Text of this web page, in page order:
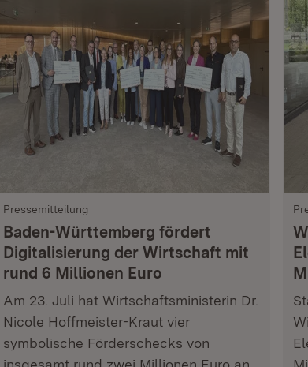
Pressemitteilung
Baden-Württemberg fördert
Digitalisierung der Wirtschaft mit
rund 6 Millionen Euro
Am 23. Juli hat Wirtschaftsministerin Dr.
Nicole Hoffmeister-Kraut vier
symbolische Förderschecks von